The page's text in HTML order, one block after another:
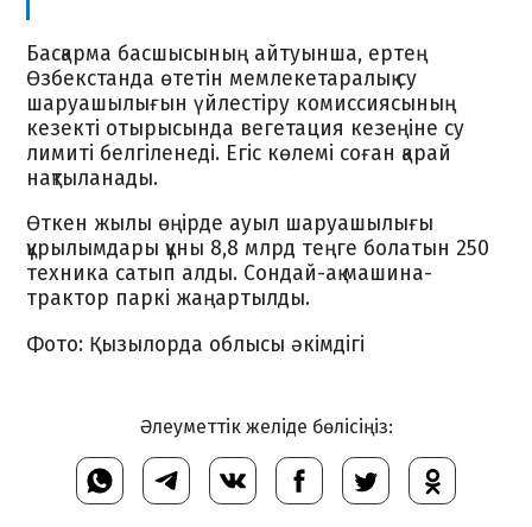
Әлеуметтік желіде бөлісіңіз:
Басқарма басшысының айтуынша, ертең
Өзбекстанда өтетін мемлекетаралық су
шаруашылығын үйлестіру комиссиясының
кезекті отырысында вегетация кезеңіне су
лимиті белгіленеді. Егіс көлемі соған қарай
нақтыланады.
Өткен жылы өңірде ауыл шаруашылығы
құрылымдары құны 8,8 млрд теңге болатын 250
техника сатып алды. Сондай-ақ машина-
трактор паркі жаңартылды.
Фото: Қызылорда облысы әкімдігі